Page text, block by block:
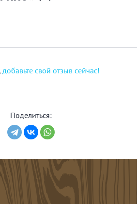
добавьте свой отзыв сейчас!
Поделиться: